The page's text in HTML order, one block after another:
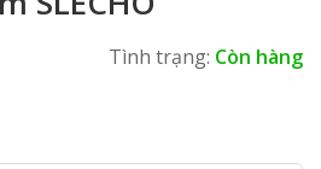
Tình trạng: Còn hàng